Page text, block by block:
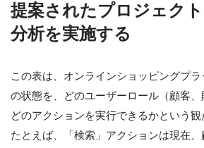
提案されたプロジェク
分析を実施する
この表は、オンラインショッピングプ
の状態を、どのユーザーロール（顧客
どのアクションを実行できるかという観
たとえば、「検索」アクションは現在